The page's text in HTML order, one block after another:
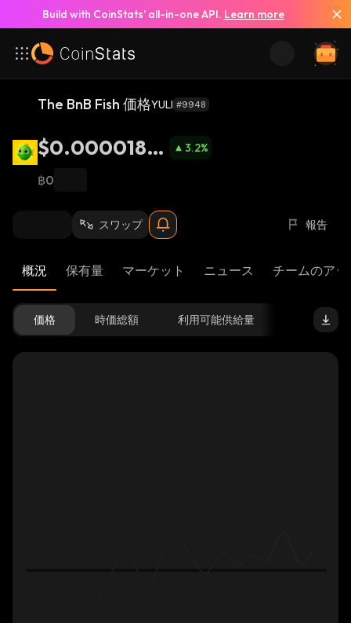
Build with CoinStats’ all-in-one API. Learn more
The BnB Fish 価格YULI #9948
$0.0000184
2
3.2%
฿0
スワップ 報告
概況 保有量 マーケット ニュース チームのア
価格 時価総額 利用可能供給量